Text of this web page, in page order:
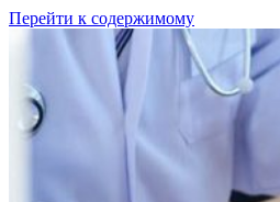
Перейти к содержимому